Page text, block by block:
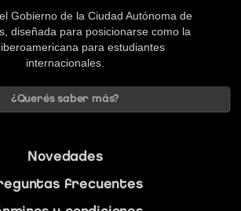
Gobierno de la Ciudad Autónoma de
diseñada para posicionarse como la
para estudiantes
internacionales.
¿Querés saber más?
Novedades
frecuentes